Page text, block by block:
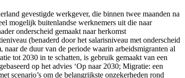
gevestigde werkgever, die binnen twee maanden na
mogelijk buitenlandse werknemers uit die naar
onderscheid gemaakt naar herkomst
(benaderd door het salarisniveau met onderscheid
de duur van de periode waarin arbeidsmigranten al
tot 2030 in te schatten, is gebruik gemaakt van een
op het advies ‘Op naar 2030; Migratie: een
scenario’s om de belangrijkste onzekerheden rond